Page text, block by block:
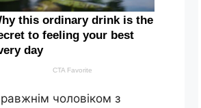
чоловіком з